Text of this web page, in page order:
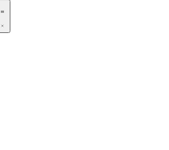
Открыть меню